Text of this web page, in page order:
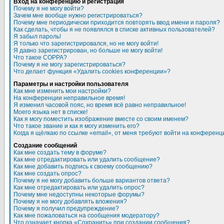
Вход на конференцию и регистрация
Почему я не могу войти?
Зачем мне вообще нужно регистрироваться?
Почему мне периодически приходится повторять ввод имени и пароля?
Как сделать, чтобы я не появлялся в списке активных пользователей?
Я забыл пароль!
Я только что зарегистрировался, но не могу войти!
Я давно зарегистрирован, но больше не могу войти!
Что такое COPPA?
Почему я не могу зарегистрироваться?
Что делает функция «Удалить cookies конференции»?
Параметры и настройки пользователя
Как мне изменить мои настройки?
На конференции неправильное время!
Я изменил часовой пояс, но время всё равно неправильное!
Моего языка нет в списке!
Как я могу поместить изображение вместе со своим именем?
Что такое звание и как я могу изменить его?
Когда я щёлкаю по ссылке «email», от меня требуют войти на
Создание сообщений
Как мне создать тему в форуме?
Как мне отредактировать или удалить сообщение?
Как мне добавить подпись к своему сообщению?
Как мне создать опрос?
Почему я не могу добавить больше вариантов ответа?
Как мне отредактировать или удалить опрос?
Почему мне недоступны некоторые форумы?
Почему я не могу добавлять вложения?
Почему я получил предупреждение?
Как мне пожаловаться на сообщения модератору?
Что означает кнопка «Сохранить» при создании сообщения?